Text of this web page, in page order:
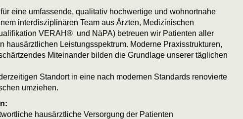
eine umfassende, qualitativ hochwertige und wohnortnahe
interdisziplinären Team aus Ärzten, Medizinischen
VERAH® und NäPA) betreuen wir Patienten aller
hausärztlichen Leistungsspektrum. Moderne Praxisstrukturen,
Miteinander bilden die Grundlage unserer täglichen
Standort in eine nach modernen Standards renovierte
umziehen.
hausärztliche Versorgung der Patienten